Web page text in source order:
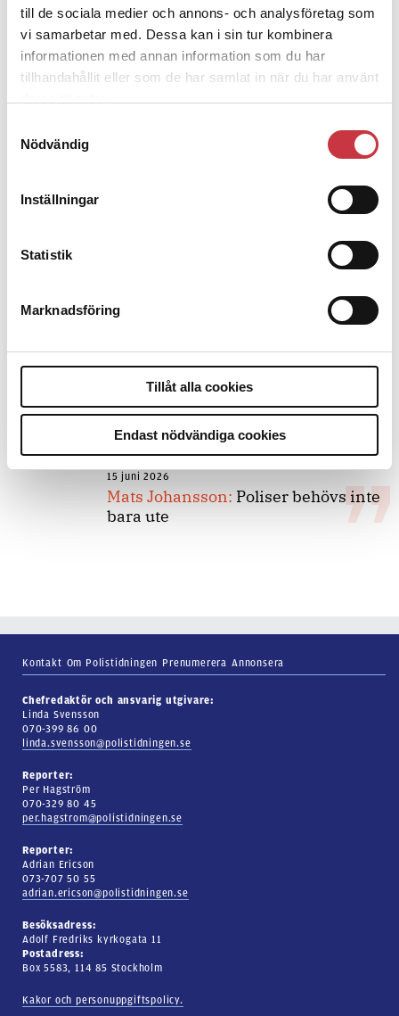
till de sociala medier och annons- och analysföretag som
vi samarbetar med. Dessa kan i sin tur kombinera
informationen med annan information som du har
tillhandahållit eller som de har samlat in när du har använt
Nödvändig
Inställningar
Statistik
Marknadsföring
Tillåt alla cookies
Endast nödvändiga cookies
bakbinder polisen
7 juli 2026
Debatt:Med för höga krav på evidens
kan polisen inte göra något alls
15 juni 2026
Mats Johansson: Poliser behövs inte
bara ute
Kontakt Om Polistidningen Prenumerera Annonsera
Chefredaktör och ansvarig utgivare:
Linda Svensson
070-399 86 00
linda.svensson@polistidningen.se
Reporter:
Per Hagström
070-329 80 45
per.hagstrom@polistidningen.se
Reporter:
Adrian Ericson
073-707 50 55
adrian.ericson@polistidningen.se
Besöksadress:
Adolf Fredriks kyrkogata 11
Postadress:
Box 5583, 114 85 Stockholm
Kakor och personuppgiftspolicy.